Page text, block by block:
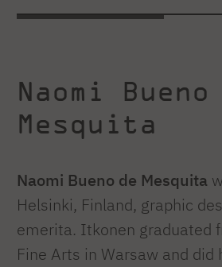
Naomi Bueno
Mesquita
Naomi Bueno de Mesquita
Helsinki, Finland, graphic
emerita. Itkonen graduated
Fine Arts in Warsaw and did